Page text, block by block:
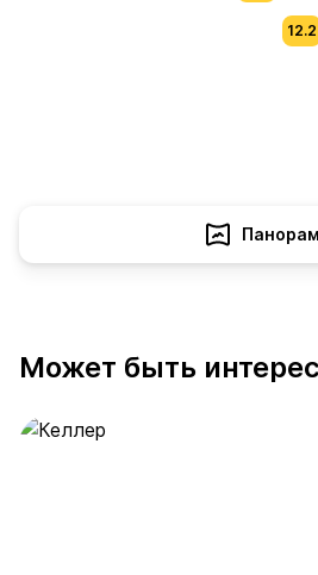
12.2
Может быть